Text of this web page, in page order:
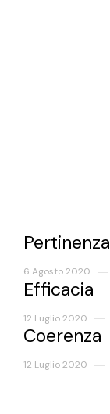
Pertinenza
6 Agosto 2020
Efficacia
12 Luglio 2020
Coerenza
12 Luglio 2020